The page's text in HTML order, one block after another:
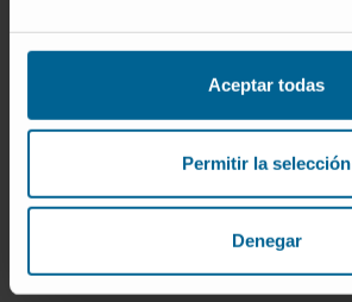
Aceptar todas
Permitir la selección
Denegar
IR A LA WEB DEL CONGRESO